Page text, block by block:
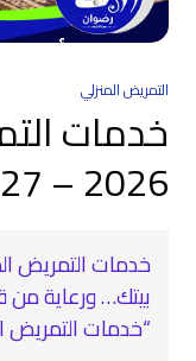
التمريض المنزلي
خدمات
2026 – 2027
بيتك… ورعاية من
“خدمات التمريض